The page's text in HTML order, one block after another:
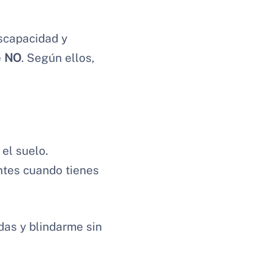
y
NO. Según ellos,
suelo.
cuando tienes
y blindarme sin